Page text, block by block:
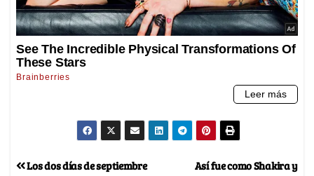
Así fue como Shakira y
Los dos días de septiembre